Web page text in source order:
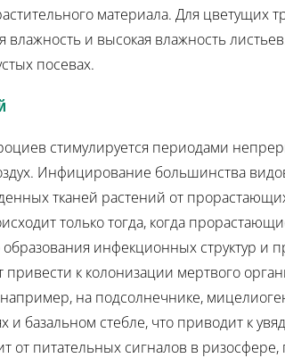
материала. Для
влажность и высокая влажность
посевах.
стимулируется периодами
Инфицирование большинства
тканей растений от
только тогда, когда
образования инфекционных
к колонизации мертвого
например, на подсолнечнике,
базальном стебле, что приводит к
от питательных сигналов в